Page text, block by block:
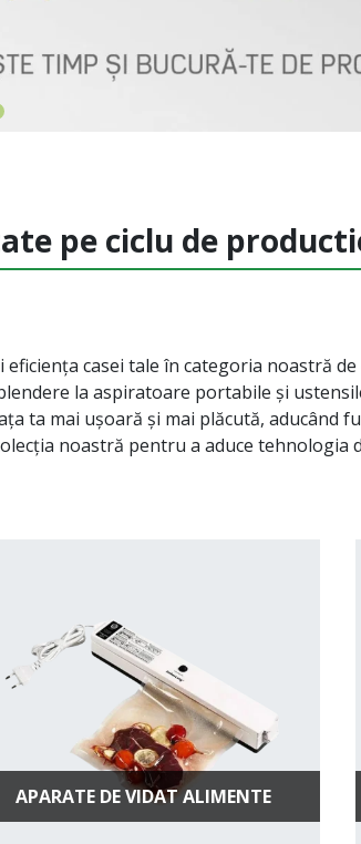
pe ciclu de
casei tale în categoria noastră de
la aspiratoare portabile și
ta mai ușoară și mai plăcută, aducând
noastră pentru a aduce tehnologia
APARATE DE VIDAT ALIMENTE